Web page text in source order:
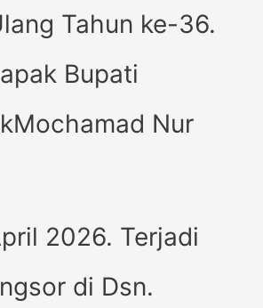
Tahun ke-36.
Bupati
Nur
2026. Terjadi
di Dsn.